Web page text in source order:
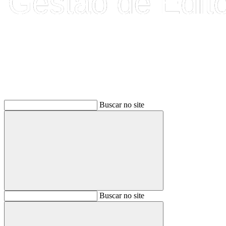
Buscar no site
BuscarBuscar no site